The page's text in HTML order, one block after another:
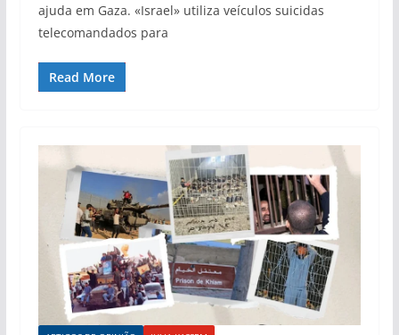
ajuda em Gaza. «Israel» utiliza veículos suicidas
telecomandados para
Read More